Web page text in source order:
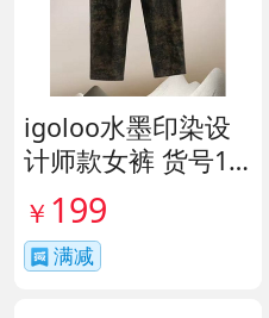
igoloo水墨印染设
计师款女裤 货号14
1653
￥ 199
满减